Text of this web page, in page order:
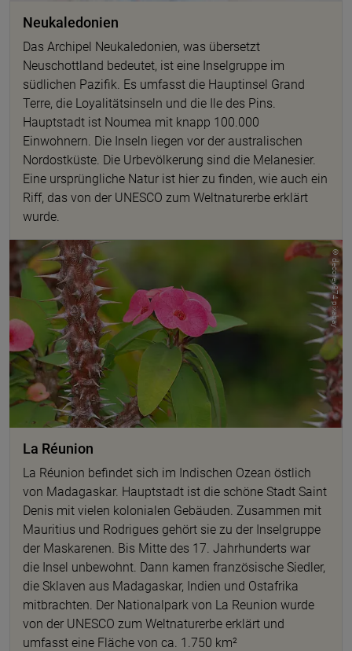
Neukaledonien
Das Archipel Neukaledonien, was übersetzt
Neuschottland bedeutet, ist eine Inselgruppe im
südlichen Pazifik. Es umfasst die Hauptinsel Grand
Terre, die Loyalitätsinseln und die Ile des Pins.
Hauptstadt ist Noumea mit knapp 100.000
Einwohnern. Die Inseln liegen vor der australischen
Nordostküste. Die Urbevölkerung sind die Melanesier.
Eine ursprüngliche Natur ist hier zu finden, wie auch ein
Riff, das von der UNESCO zum Weltnaturerbe erklärt
wurde.
© decorev974 pixabay
La Réunion
La Réunion befindet sich im Indischen Ozean östlich
von Madagaskar. Hauptstadt ist die schöne Stadt Saint
Denis mit vielen kolonialen Gebäuden. Zusammen mit
Mauritius und Rodrigues gehört sie zu der Inselgruppe
der Maskarenen. Bis Mitte des 17. Jahrhunderts war
die Insel unbewohnt. Dann kamen französische Siedler,
die Sklaven aus Madagaskar, Indien und Ostafrika
mitbrachten. Der Nationalpark von La Reunion wurde
von der UNESCO zum Weltnaturerbe erklärt und
umfasst eine Fläche von ca. 1.750 km²